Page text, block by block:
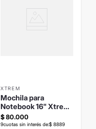
XTREM
Mochila para
Notebook 16" Xtrem
Jersey 2.0 6XT
Negra
$80.000
9cuotas sin interés de:$ 8889